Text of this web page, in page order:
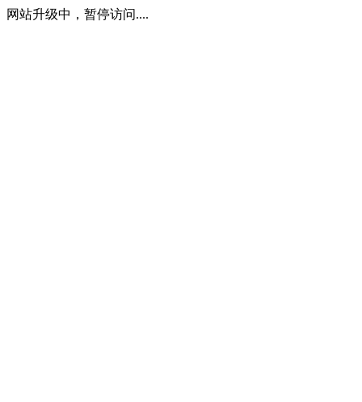
网站升级中，暂停访问....